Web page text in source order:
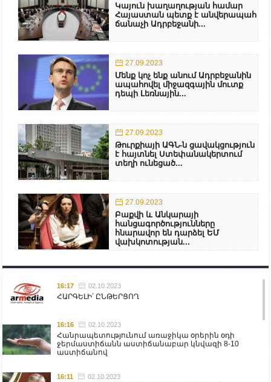
Կայուն խաղաղության համար
Հայաստան պետք է անվերապահ
ճանաչի Ադրբեջանի...
27.09.2023
Մենք կոչ ենք անում Ադրբեջանին
ապահովել միջազգային մուտք
դեպի Լեռնային...
27.09.2023
Թուրքիայի ԱԳՆ-ն ցավակցություն
է հայտնել Ստեփանակերտում
տեղի ունեցած...
27.09.2023
Բաքվի և Անկարայի
հանցագործությունները
հնարավոր են դարձել ԵՄ
վախկոտության...
16:17 02.10.2023
ՀԱՐԳԵԼԻ՛ ԸՆԹԵՐՑՈՂ
16:16 02.10.2023
Հանրապետությունում առաջիկա օրերին օդի
ջերմաստիճանն աստիճանաբար կնվազի 8-10
աստիճանով
16:11 02.10.2023